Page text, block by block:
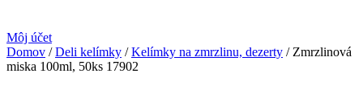
Môj účet
Domov /Deli kelímky /Kelímky na zmrzlinu, dezerty / Zmrzlinová
miska 100ml, 50ks 17902